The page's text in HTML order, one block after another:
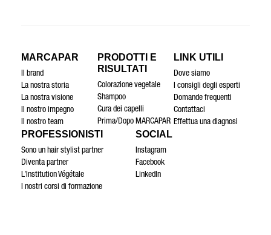
MARCAPAR
Il brand
La nostra storia
La nostra visione
Il nostro impegno
Il nostro team
PRODOTTI E
RISULTATI
Colorazione vegetale
Shampoo
Cura dei capelli
Prima/Dopo MARCAPAR
LINK UTILI
Dove siamo
I consigli degli esperti
Domande frequenti
Contattaci
Effettua una diagnosi
PROFESSIONISTI
Sono un hair stylist partner
Diventa partner
L’Institution Végétale
I nostri corsi di formazione
SOCIAL
Instagram
Facebook
LinkedIn